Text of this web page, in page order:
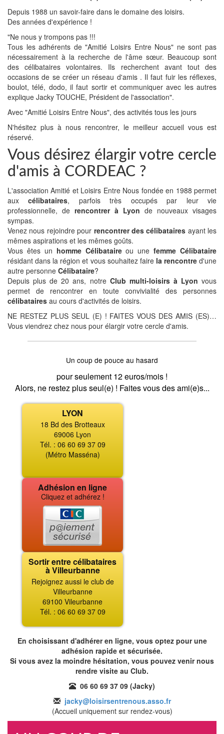
Depuis 1988 un savoir-faire dans le domaine des loisirs.
Des années d'expérience !
"Ne nous y trompons pas !!!
Tous les adhérents de "Amitié Loisirs Entre Nous" ne sont pas
nécessairement à la recherche de l'âme sœur. Beaucoup sont
des célibataires volontaires. Ils recherchent avant tout des
occasions de se créer un réseau d'amis . Il faut fuir les réflexes,
boulot, télé, dodo, il faut sortir et communiquer avec les autres
explique Jacky TOUCHE, Président de l'association".
Avec "Amitié Loisirs Entre Nous", des activités tous les jours
N'hésitez plus à nous rencontrer, le meilleur accueil vous est
réservé.
Vous désirez élargir votre cercle
d'amis à CORDEAC ?
L'association Amitié et Loisirs Entre Nous fondée en 1988 permet
auxcélibataires, parfois très occupés par leur vie
professionnelle, de rencontrer à Lyon de nouveaux visages
sympas.
Venez nous rejoindre pour rencontrer des célibataires ayant les
mêmes aspirations et les mêmes goûts.
Vous êtes un homme Célibataireou unefemme Célibataire
résidant dans la région et vous souhaitez faire la rencontred'une
autre personne Célibataire?
Depuis plus de 20 ans, notre Club multi-loisirs à Lyon vous
permet de rencontrer en toute convivialité des personnes
célibataires au cours d'activités de loisirs.
NE RESTEZ PLUS SEUL (E) ! FAITES VOUS DES AMIS (ES)…
Vous viendrez chez nous pour élargir votre cercle d'amis.
Un coup de pouce au hasard
pour seulement 12 euros/mois !
Alors, ne restez plus seul(e) ! Faites vous des ami(e)s...
LYON
18 Bd des Brotteaux
69006 Lyon
Tél. : 06 60 69 37 09
(Métro Masséna)
Adhésion en ligne
Cliquez et adhérez !
Sortir entre célibataires
à Villeurbanne
Rejoignez aussi le club de
Villeurbanne
69100 Vileurbanne
Tél. : 06 60 69 37 09
En choisissant d'adhérer en ligne, vous optez pour une
adhésion rapide et sécurisée.
Si vous avez la moindre hésitation, vous pouvez venir nous
rendre visite au Club.
06 60 69 37 09 (Jacky)
jacky@loisirsentrenous.asso.fr
(Accueil uniquement sur rendez-vous)